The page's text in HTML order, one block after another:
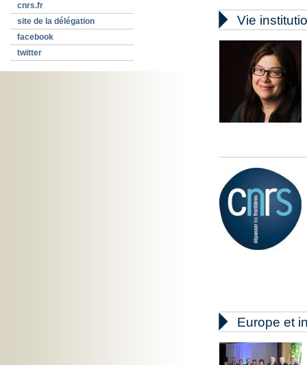
cnrs.fr
site de la délégation
facebook
twitter
 Vie
 Europe et